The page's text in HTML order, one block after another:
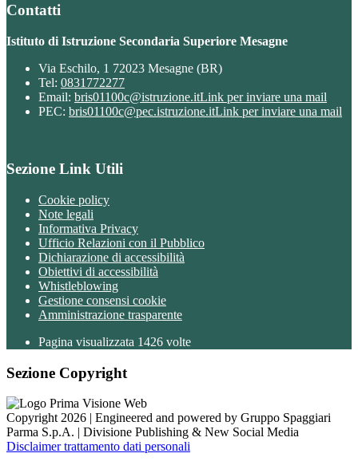
Contatti
Istituto di Istruzione Secondaria Superiore Mesagne
Via Eschilo, 1 72023 Mesagne (BR)
Tel: 0831772277
Email: bris01100c@istruzione.itLink per inviare una mail
PEC: bris01100c@pec.istruzione.itLink per inviare una mail
Sezione Link Utili
Cookie policy
Note legali
Informativa Privacy
Ufficio Relazioni con il Pubblico
Dichiarazione di accessibilità
Obiettivi di accessibilità
Whistleblowing
Gestione consensi cookie
Amministrazione trasparente
Pagina visualizzata 1426 volte
Sezione Copyright
Copyright 2026 | Engineered and powered by Gruppo Spaggiari
Parma S.p.A. | Divisione Publishing & New Social Media
Disclaimer trattamento dati personali